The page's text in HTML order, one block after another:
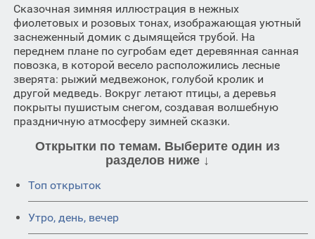
Сказочная зимняя иллюстрация в нежных
фиолетовых и розовых тонах, изображающая уютный
заснеженный домик с дымящейся трубой. На
переднем плане по сугробам едет деревянная санная
повозка, в которой весело расположились лесные
зверята: рыжий медвежонок, голубой кролик и
другой медведь. Вокруг летают птицы, а деревья
покрыты пушистым снегом, создавая волшебную
праздничную атмосферу зимней сказки.
Открытки по темам. Выберите один из
разделов ниже ↓
Топ открыток
Утро, день, вечер